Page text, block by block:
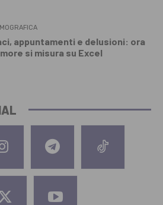
appuntamenti e delusioni: ora
si misura su Excel